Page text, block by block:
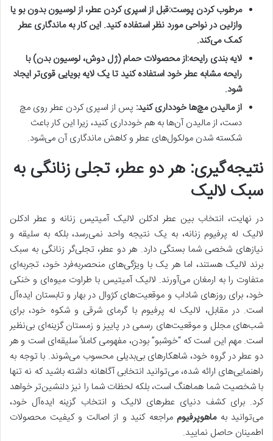
مرطوب کردن پوست:قبل از اسپری کردن عطر، از لوسیون بدون بو یا
وازلین در نواحی مورد نظر استفاده کنید. این کار به ماندگاری عطر
کمک می‌کند.
لایه بندی رایحه:از محصولات حمام (ژل دوش، لوسیون بدن) با
رایحه مشابه عطر خود استفاده کنید تا یک لایه بویایی قوی‌تر ایجاد
شود.
از مالیدن مچ‌ها خودداری کنید: پس از اسپری کردن عطر روی مچ
دست، از مالیدن آن‌ها به هم خودداری کنید، زیرا این کار باعث
شکسته شدن مولکول‌های عطر و کاهش ماندگاری آن می‌شود.
نتیجه‌گیری: هر دو عطر، تجلی زنانگی به
سبک لالیک
در نهایت، انتخاب بین عطر ادکلن لالیک آمیتیس زنانه و عطر ادکلن
لالیک له پرفیوم زنانه، به یک نتیجه واحد نمی‌رسد، بلکه به سلیقه و
نیازهای شخصی شما بستگی دارد. هر دو عطر، تجلی‌گر زنانگی به سبک
برند لالیک هستند، اما هر یک با ویژگی‌های منحصربه‌فرد خود، تجربه‌ای
متفاوت را به ارمغان می‌آورند. لالیک آمیتیس با طراوت میوه‌ای و خنکی
خود، برای روزهای شاداب و موقعیت‌های کژوال در بهار و تابستان ایده‌آل
است. در مقابل، لالیک له پرفیوم با گرمای شرقی و شکوه خود، برای
شب‌های مجلل و موقعیت‌های رسمی در پاییز و زمستان گزینه‌ای بی‌نظیر
است. مهم این است که “خوشبو” بودن، مفهومی کاملاً سلیقه‌ای است و هر
دو عطر در گروه خود، شاهکارهای بی‌بدیلی محسوب می‌شوند. با توجه به
راهنمایی‌های ارائه شده، می‌توانید انتخابی آگاهانه داشته باشید که نه تنها
با شخصیت شما هماهنگ است، بلکه لحظات شما را نیز دلنشین‌تر خواهد
کرد. برای کشف دنیای عطرهای لالیک و انتخاب گزینه ایده‌آل خود،
می‌توانید بهماهوپرفیوم مراجعه کنید و از اصالت و کیفیت محصولات
اطمینان حاصل نمایید.